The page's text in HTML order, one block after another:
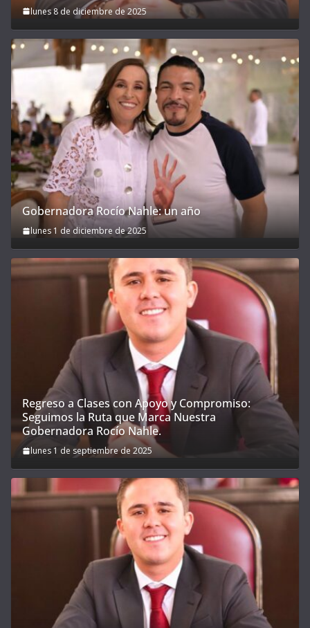
lunes 8 de diciembre de 2025
Gobernadora Rocío Nahle: un año
lunes 1 de diciembre de 2025
Regreso a Clases con Apoyo y Compromiso:
Seguimos la Ruta que Marca Nuestra
Gobernadora Rocío Nahle.
lunes 1 de septiembre de 2025